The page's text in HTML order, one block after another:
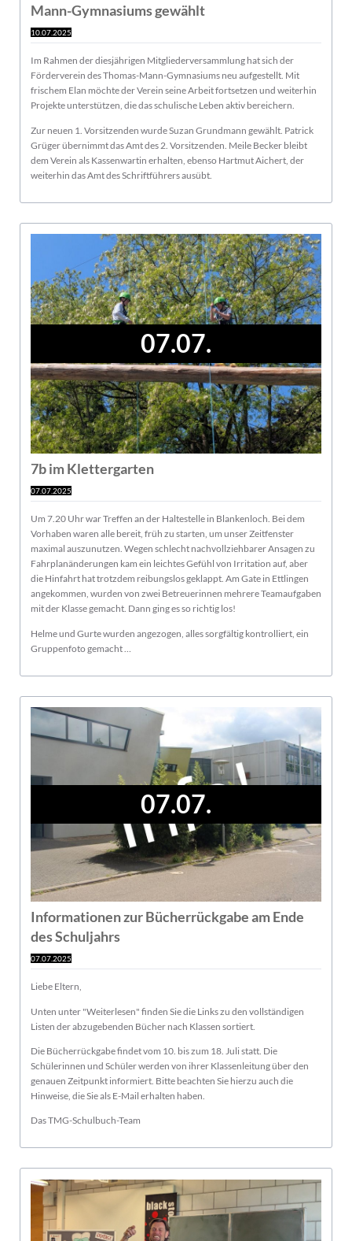
Mann-Gymnasiums gewählt
10.07.2025
Im Rahmen der diesjährigen Mitgliederversammlung hat sich der
Förderverein des Thomas-Mann-Gymnasiums neu aufgestellt. Mit
frischem Elan möchte der Verein seine Arbeit fortsetzen und weiterhin
Projekte unterstützen, die das schulische Leben aktiv bereichern.
Zur neuen 1. Vorsitzenden wurde Suzan Grundmann gewählt. Patrick
Grüger übernimmt das Amt des 2. Vorsitzenden. Meile Becker bleibt
dem Verein als Kassenwartin erhalten, ebenso Hartmut Aichert, der
weiterhin das Amt des Schriftführers ausübt.
07.07.
7b im Klettergarten
07.07.2025
Um 7.20 Uhr war Treffen an der Haltestelle in Blankenloch. Bei dem
Vorhaben waren alle bereit, früh zu starten, um unser Zeitfenster
maximal auszunutzen. Wegen schlecht nachvollziehbarer Ansagen zu
Fahrplanänderungen kam ein leichtes Gefühl von Irritation auf, aber
die Hinfahrt hat trotzdem reibungslos geklappt. Am Gate in Ettlingen
angekommen, wurden von zwei Betreuerinnen mehrere Teamaufgaben
mit der Klasse gemacht. Dann ging es so richtig los!
Helme und Gurte wurden angezogen, alles sorgfältig kontrolliert, ein
Gruppenfoto gemacht …
07.07.
Informationen zur Bücherrückgabe am Ende
des Schuljahrs
07.07.2025
Liebe Eltern,
Unten unter "Weiterlesen" finden Sie die Links zu den vollständigen
Listen der abzugebenden Bücher nach Klassen sortiert.
Die Bücherrückgabe findet vom 10. bis zum 18. Juli statt. Die
Schülerinnen und Schüler werden von ihrer Klassenleitung über den
genauen Zeitpunkt informiert. Bitte beachten Sie hierzu auch die
Hinweise, die Sie als E-Mail erhalten haben.
Das TMG-Schulbuch-Team